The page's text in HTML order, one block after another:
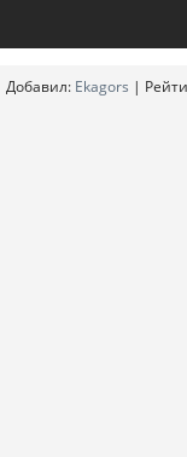
Добавил: Ekagors |